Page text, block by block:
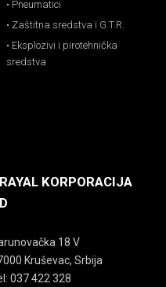
• Pneumatici
• Zaštitna sredstva i G.T.R.
• Eksplozivi i pirotehnička
sredstva
KORPORACIJA
18 V
Kruševac, Srbija
037 422 328